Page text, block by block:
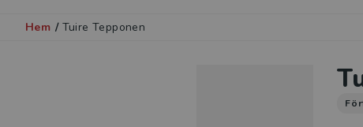
Hem / Tuire Tepponen